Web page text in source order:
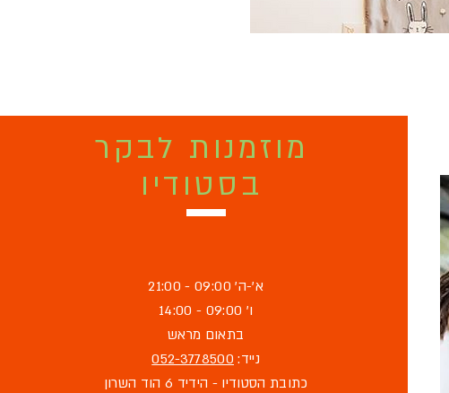
מוזמנות לבקר
בסטודיו
א'-ה' 09:00 - 21:00
ו' 09:00 - 14:00
בתאום מראש
נייד: 052-3778500
כתובת הסטודיו - הידיד 6 הוד השרון